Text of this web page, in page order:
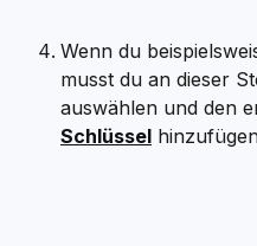
Wenn du
musst du an dieser
auswählen und den
Schlüssel